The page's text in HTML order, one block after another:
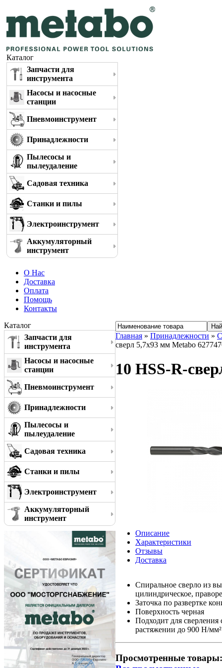
Каталог
Запчасти для
инструмента
Насосы и насосные
станции
Пневмоинструмент
Принадлежности
Пылесосы и
пылеудаление
Садовая техника
Станки и пилы
Электроинструмент
Аккумуляторный
инструмент
О Нас
Доставка
Оплата
Помощь
Контакты
Каталог
Запчасти для
инструмента
Насосы и насосные
станции
Пневмоинструмент
Принадлежности
Пылесосы и
пылеудаление
Садовая техника
Станки и пилы
Электроинструмент
Аккумуляторный
инструмент
Главная » Принадлежности »
сверл 5,7x93 мм Metabo
10 HSS-R-
Описание
Характеристики
Отзывы
Доставка
Спиральное сверло из
цилиндрическое,
Заточка по развертке
Поверхность черная
Подходит для сверления
растяжении до 900 Н/
Просмотренные товары: